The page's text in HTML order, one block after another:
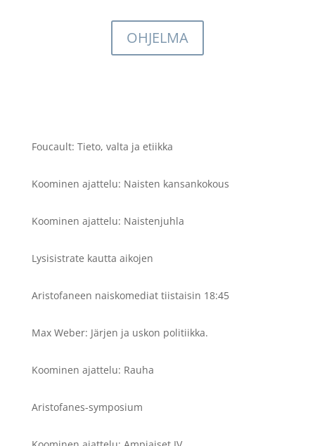
OHJELMA
Foucault: Tieto, valta ja etiikka
Koominen ajattelu: Naisten kansankokous
Koominen ajattelu: Naistenjuhla
Lysisistrate kautta aikojen
Aristofaneen naiskomediat tiistaisin 18:45
Max Weber: Järjen ja uskon politiikka.
Koominen ajattelu: Rauha
Aristofanes-symposium